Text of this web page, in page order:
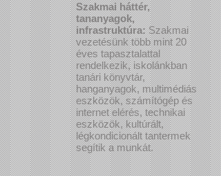
Szakmai háttér,
tananyagok,
infrastruktúra:Szakmai
vezetésünk több mint 20
éves tapasztalattal
rendelkezik, iskolánkban
tanári könyvtár,
hanganyagok, multimédiás
eszközök, számítógép és
internet elérés, technikai
eszközök, kultúrált,
légkondicionált tantermek
segítik a munkát.